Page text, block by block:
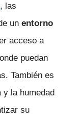
, las
un entorno
acceso a
puedan
También es
y la humedad
su